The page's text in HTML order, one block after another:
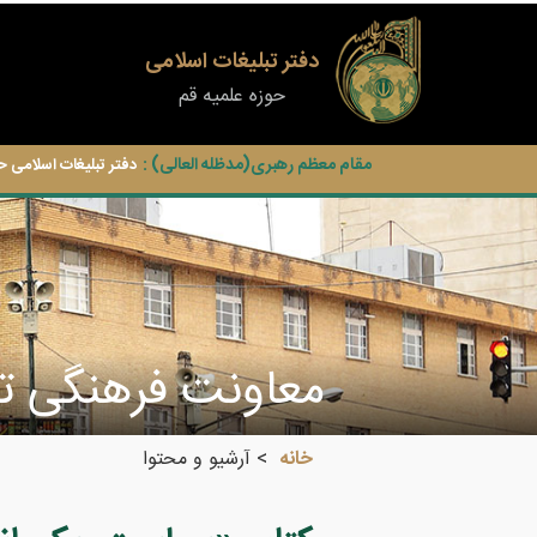
دفتر تبلیغات اسلامی
حوزه علمیه قم
مقام معظم رهبری(مدظله العالی) : دفتر تبلیغات
معاونت فرهنگی
خانه آرشیو و محتوا